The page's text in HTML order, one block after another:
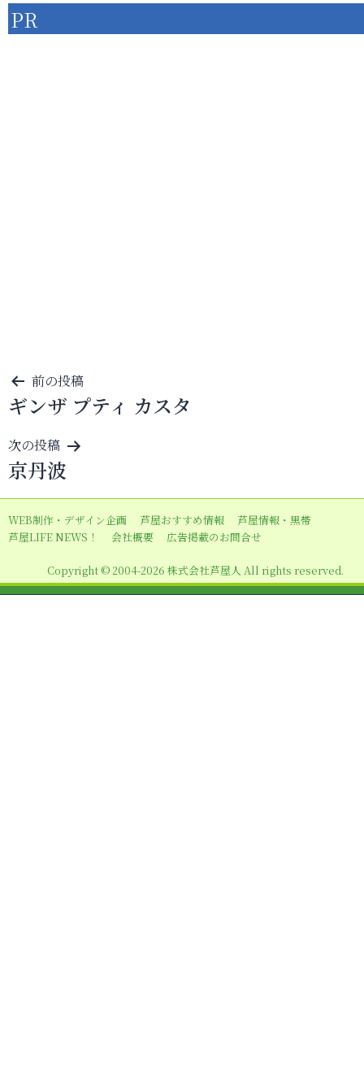
PR
投
稿
ナ
ビ
ゲ
ー
シ
ン
前の投稿
ギンザ プティ カスタ
次の投稿
京丹波
WEB制作・デザイン企画 芦屋おすすめ情報
芦屋情報・黒帯
芦屋LIFE NEWS！
会社概要 広告掲載のお問合せ
Copyright © 2004-2026 株式会社芦屋人 All rights reserved.